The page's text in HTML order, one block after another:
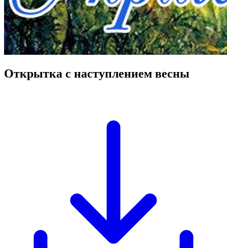
Открытка с наступлением весны